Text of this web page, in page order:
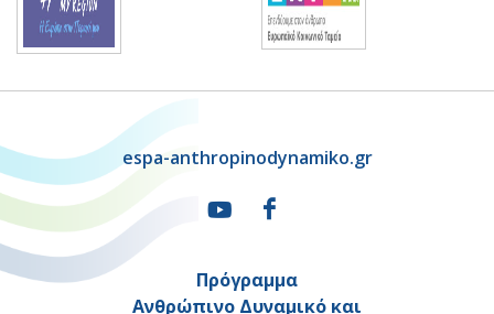
espa-anthropinodynamiko.gr
Πρόγραμμα
Ανθρώπινο Δυναμικό και